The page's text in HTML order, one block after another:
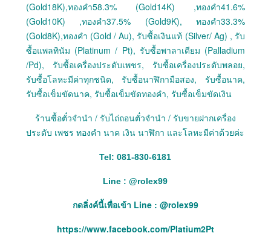
(Gold18K),ทองคำ58.3% (Gold14K) ,ทองคำ41.6%
(Gold10K) ,ทองคำ37.5% (Gold9K), ทองคำ33.3%
(Gold8K),ทองคำ (Gold / Au), รับซื้อเงินแท้ (Silver/ Ag) , รับ
ซื้อแพลทินัม (Platinum / Pt), รับซื้อพาลาเดียม (Palladium
/Pd), รับซื้อเครื่องประดับเพชร, รับซื้อเครื่องประดับพลอย,
รับซื้อโลหะมีค่าทุกชนิด, รับซื้อนาฬิกามือสอง, รับซื้อนาค,
รับซื้อเข็มขัดนาค, รับซื้อเข็มขัดทองคำ, รับซื้อเข็มขัดเงิน
ร้านซื้อตั๋วจำนำ / รับไถ่ถอนตั๋วจำนำ / รับขายฝากเครื่อง
ประดับ เพชร ทองคำ นาค เงิน นาฬิกา และโลหะมีค่าด้วยค่ะ
Tel: 081-830-6181
Line : @rolex99
กดลิ่งค์นี้เพื่อเข้า Line : @rolex99
https://www.facebook.com/Platium2Pt